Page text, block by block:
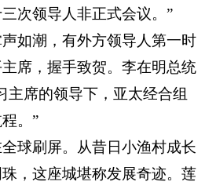
次领导人非正式会议。”
如潮，有外方领导人第一时
席，握手致贺。李在明总统
主席的领导下，亚太经合组
。”
球刷屏。从昔日小渔村成长
，这座城堪称发展奇迹。莲